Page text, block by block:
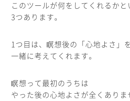
このツールが何をしてくれるかと
3つあります。
1つ目は、瞑想後の「心地よさ」を
一緒に考えてくれます。
瞑想って最初のうちは
やった後の心地よさが全くありま